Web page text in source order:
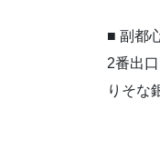
■ 副都
2番出
りそな